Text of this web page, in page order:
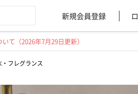
新規会員登録
て（2026年7月29日更新）
・フレグランス